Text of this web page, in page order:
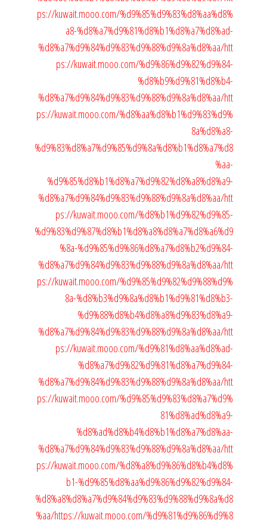
ps://kuwait.mooo.com/%d9%85%d9%83%d8%aa%d8%
a8-%d8%a7%d9%81%d8%b1%d8%a7%d8%ad-
%d8%a7%d9%84%d9%83%d9%88%d9%8a%d8%aa/htt
ps://kuwait.mooo.com/%d9%86%d9%82%d9%84-
%d8%b9%d9%81%d8%b4-
%d8%a7%d9%84%d9%83%d9%88%d9%8a%d8%aa/htt
ps://kuwait.mooo.com/%d8%aa%d8%b1%d9%83%d9%
8a%d8%a8-
%d9%83%d8%a7%d9%85%d9%8a%d8%b1%d8%a7%d8
%aa-
%d9%85%d8%b1%d8%a7%d9%82%d8%a8%d8%a9-
%d8%a7%d9%84%d9%83%d9%88%d9%8a%d8%aa/htt
ps://kuwait.mooo.com/%d8%b1%d9%82%d9%85-
%d9%83%d9%87%d8%b1%d8%a8%d8%a7%d8%a6%d9
%8a-%d9%85%d9%86%d8%a7%d8%b2%d9%84-
%d8%a7%d9%84%d9%83%d9%88%d9%8a%d8%aa/htt
ps://kuwait.mooo.com/%d9%85%d9%82%d9%88%d9%
8a-%d8%b3%d9%8a%d8%b1%d9%81%d8%b3-
%d9%88%d8%b4%d8%a8%d9%83%d8%a9-
%d8%a7%d9%84%d9%83%d9%88%d9%8a%d8%aa/htt
ps://kuwait.mooo.com/%d9%81%d8%aa%d8%ad-
%d8%a7%d9%82%d9%81%d8%a7%d9%84-
%d8%a7%d9%84%d9%83%d9%88%d9%8a%d8%aa/htt
ps://kuwait.mooo.com/%d9%85%d9%83%d8%a7%d9%
81%d8%ad%d8%a9-
%d8%ad%d8%b4%d8%b1%d8%a7%d8%aa-
%d8%a7%d9%84%d9%83%d9%88%d9%8a%d8%aa/htt
ps://kuwait.mooo.com/%d8%a8%d9%86%d8%b4%d8%
b1-%d9%85%d8%aa%d9%86%d9%82%d9%84-
%d8%a8%d8%a7%d9%84%d9%83%d9%88%d9%8a%d8
%aa/https://kuwait.mooo.com/%d9%81%d9%86%d9%8